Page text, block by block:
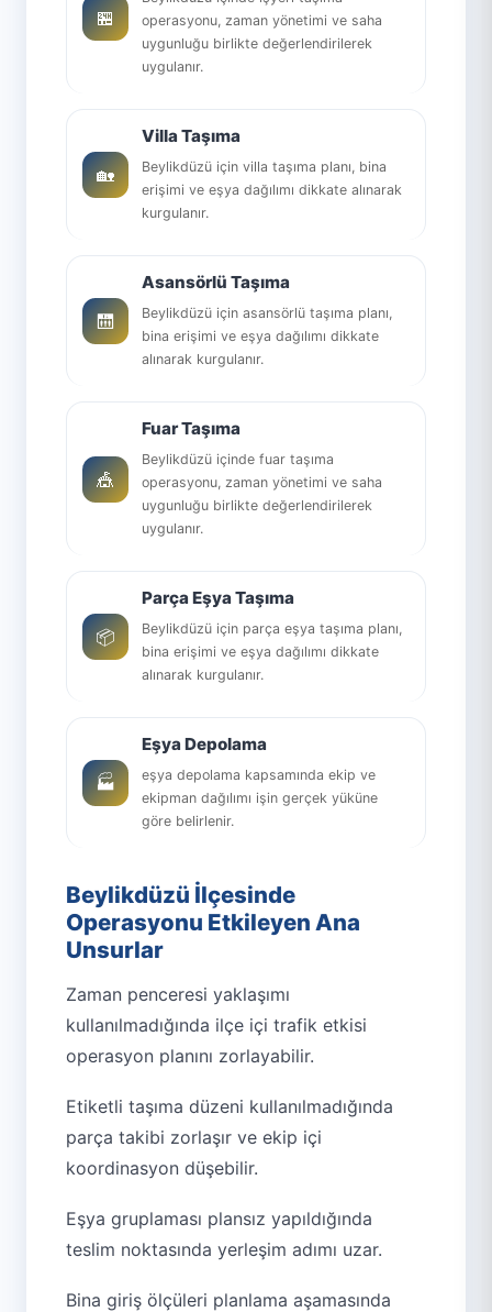
🏪
operasyonu, zaman yönetimi ve saha
uygunluğu birlikte değerlendirilerek
uygulanır.
🏡
Villa Taşıma
Beylikdüzü için villa taşıma planı, bina
erişimi ve eşya dağılımı dikkate alınarak
kurgulanır.
🛗
Asansörlü Taşıma
Beylikdüzü için asansörlü taşıma planı,
bina erişimi ve eşya dağılımı dikkate
alınarak kurgulanır.
🎪
Fuar Taşıma
Beylikdüzü içinde fuar taşıma
operasyonu, zaman yönetimi ve saha
uygunluğu birlikte değerlendirilerek
uygulanır.
📦
Parça Eşya Taşıma
Beylikdüzü için parça eşya taşıma planı,
bina erişimi ve eşya dağılımı dikkate
alınarak kurgulanır.
🏭
Eşya Depolama
eşya depolama kapsamında ekip ve
ekipman dağılımı işin gerçek yüküne
göre belirlenir.
Beylikdüzü İlçesinde
Operasyonu Etkileyen Ana
Unsurlar
Zaman penceresi yaklaşımı
kullanılmadığında ilçe içi trafik etkisi
operasyon planını zorlayabilir.
Etiketli taşıma düzeni kullanılmadığında
parça takibi zorlaşır ve ekip içi
koordinasyon düşebilir.
Eşya gruplaması plansız yapıldığında
teslim noktasında yerleşim adımı uzar.
Bina giriş ölçüleri planlama aşamasında